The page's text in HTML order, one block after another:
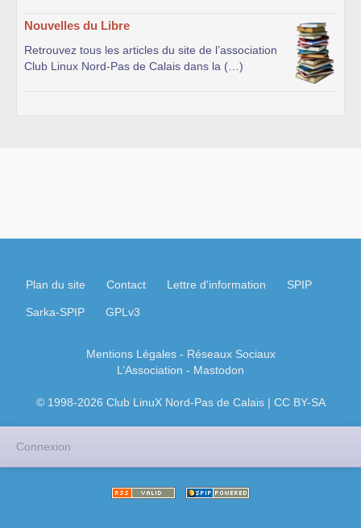
Nouvelles du Libre
Retrouvez tous les articles du site de l’association
Club Linux Nord-Pas de Calais dans la (…)
Plan du site Contact Lettre d'information SPIP
Sarka-SPIP GPLv3
Mentions Légales- Réseaux Sociaux
L’Association - Mastodon
© 1998-2026 Club LinuX Nord-Pas de Calais | CC BY-SA
Connexion